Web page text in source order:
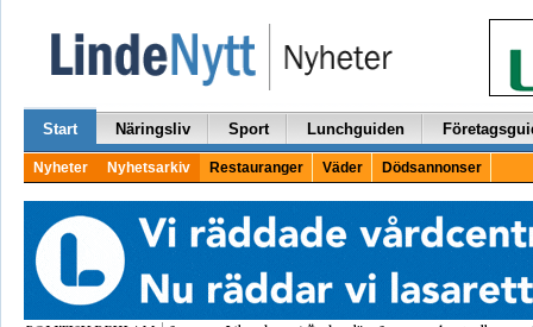
Start Näringsliv Sport Lunchguiden
Nyheter Nyhetsarkiv Restauranger Väder Dödsannonser